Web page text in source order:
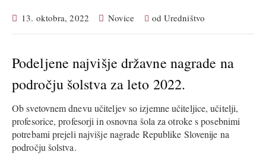
13. oktobra, 2022 Novice od Uredništvo
Podeljene najvišje državne nagrade na
področju šolstva za leto 2022.
Ob svetovnem dnevu učiteljev so izjemne učiteljice, učitelji,
profesorice, profesorji in osnovna šola za otroke s posebnimi
potrebami prejeli najvišje nagrade Republike Slovenije na
področju šolstva.